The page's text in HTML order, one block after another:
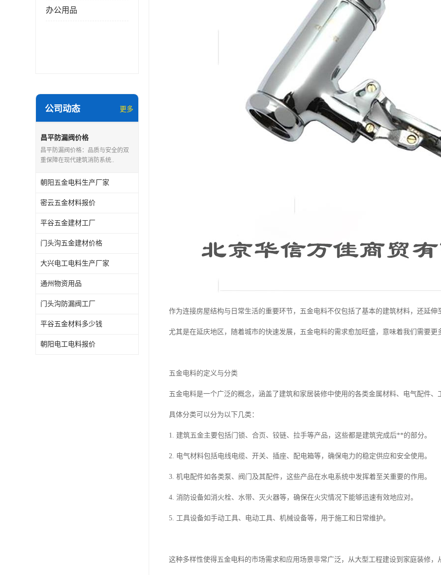
办公用品
公司动态 更多
昌平防漏阀价格
昌平防漏阀价格：品质与安全的双
重保障在现代建筑消防系统..
朝阳五金电料生产厂家
密云五金材料报价
平谷五金建材工厂
门头沟五金建材价格
大兴电工电料生产厂家
通州物资用品
门头沟防漏阀工厂
平谷五金材料多少钱
朝阳电工电料报价
作为连接房屋结构与日常生活的重要环节，五金电料不仅包括了基本的建筑材料，还延伸
尤其是在延庆地区，随着城市的快速发展，五金电料的需求愈加旺盛，意味着我们需要更
五金电料的定义与分类
五金电料是一个广泛的概念，涵盖了建筑和家居装修中使用的各类金属材料、电气配件、
具体分类可以分为以下几类：
1. 建筑五金主要包括门锁、合页、铰链、拉手等产品，这些都是建筑完成后**的部分。
2. 电气材料包括电线电缆、开关、插座、配电箱等，确保电力的稳定供应和安全使用。
3. 机电配件如各类泵、阀门及其配件，这些产品在水电系统中发挥着至关重要的作用。
4. 消防设备如消火栓、水带、灭火器等，确保在火灾情况下能够迅速有效地应对。
5. 工具设备如手动工具、电动工具、机械设备等，用于施工和日常维护。
这种多样性使得五金电料的市场需求和应用场景非常广泛，从大型工程建设到家庭装修